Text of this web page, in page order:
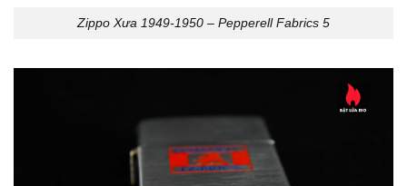
Zippo Xưa 1949-1950 – Pepperell Fabrics 5